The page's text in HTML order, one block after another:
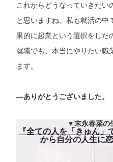
これからどうなっていきたい
と思いますね。私も就活の中
果的に起業という選択をした
就職でも、本当にやりたい職
ます。
―ありがとうございました。
▼末永春菜の
『全ての人を「きゅん
から自分の人生に